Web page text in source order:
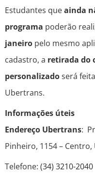
Estudantes queainda
programa poderão
janeiro pelo mesmo
cadastro, a retirada do
personalizadoserá
Ubertrans.
Informações úteis
Endereço Ubertrans:
Pinheiro, 1154 –
Telefone: (34) 3210-2040